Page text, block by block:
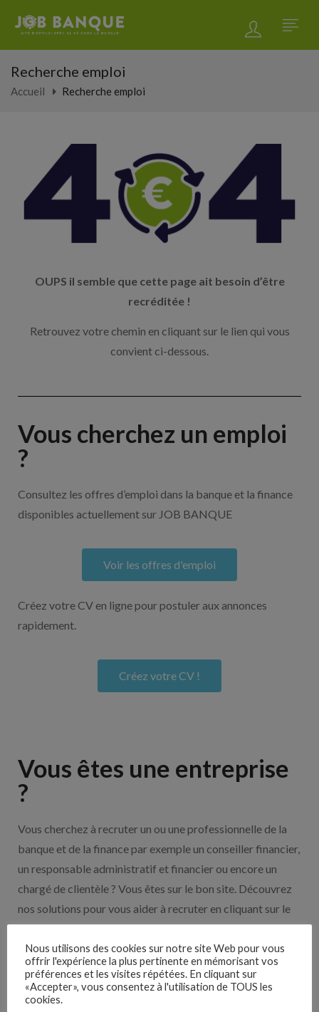
Recherche emploi
Accueil Recherche emploi
OUPS il semble que cette page ait besoin d’être
recréditée !
Retrouvez votre chemin en cliquant sur le lien qui vous
convient ci-dessous.
Vous cherchez un emploi
?
Consultez les offres d’emploi dans la banque et la finance
disponibles actuellement sur JOB BANQUE
Voir les offres d'emploi
Créez votre CV en ligne pour postuler aux annonces
rapidement.
Créez votre CV !
Vous êtes une entreprise
?
Vous cherchez à recruter un ou une professionnelle de la
banque et de la finance par exemple un conseiller financier,
un responsable administratif et financier ou encore un
chargé de clientèle ? Vous êtes sur le bon site. Découvrez
nos solutions pour vous aider à recruter en cliquant sur le
bouton ci-dessous.
Nos solutions entreprises
Nous utilisons des cookies sur notre site Web pour vous
offrir l'expérience la plus pertinente en mémorisant vos
préférences et les visites répétées. En cliquant sur
«Accepter», vous consentez à l'utilisation de TOUS les
cookies.